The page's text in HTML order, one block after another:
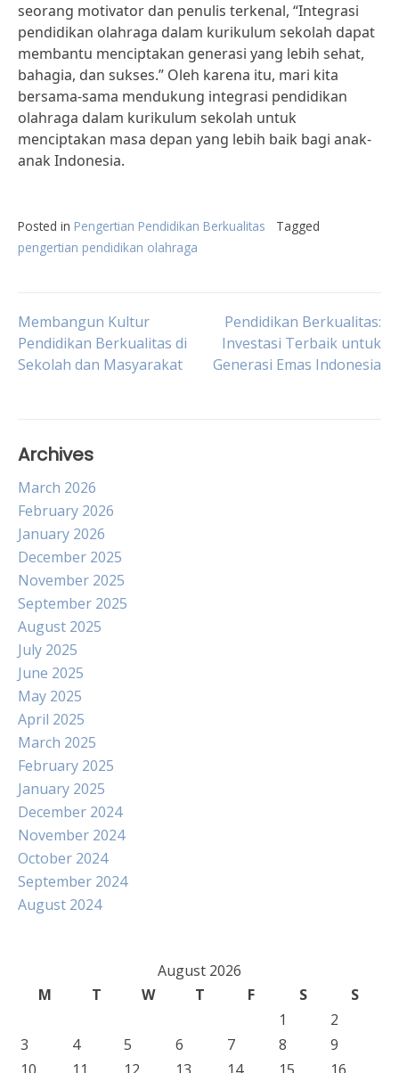
seorang motivator dan penulis terkenal, “Integrasi
pendidikan olahraga dalam kurikulum sekolah dapat
membantu menciptakan generasi yang lebih sehat,
bahagia, dan sukses.” Oleh karena itu, mari kita
bersama-sama mendukung integrasi pendidikan
olahraga dalam kurikulum sekolah untuk
menciptakan masa depan yang lebih baik bagi anak-
anak Indonesia.
Posted in Pengertian Pendidikan Berkualitas
Tagged
pengertian pendidikan olahraga
Post
navigation
Membangun Kultur
Pendidikan Berkualitas di
Sekolah dan Masyarakat
Pendidikan Berkualitas:
Investasi Terbaik untuk
Generasi Emas Indonesia
Archives
March 2026
February 2026
January 2026
December 2025
November 2025
September 2025
August 2025
July 2025
June 2025
May 2025
April 2025
March 2025
February 2025
January 2025
December 2024
November 2024
October 2024
September 2024
August 2024
August 2026
M
T W T F S
S
1
2
3
4 5 6 7 8
9